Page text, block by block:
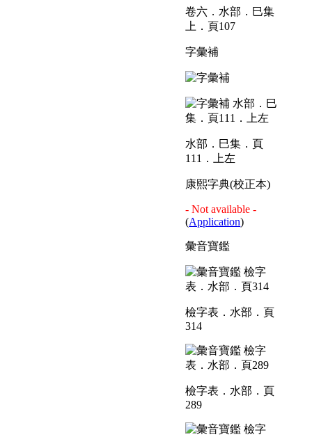
卷六．水部．巳集
上．頁107
字彙補
水部．巳集．頁
111．上左
康熙字典(校正本)
- Not available -
(Application)
彙音寶鑑
檢字表．水部．頁
314
檢字表．水部．頁
289